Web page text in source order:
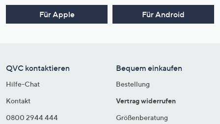
Für Apple Für Android
QVC kontaktieren
Hilfe-Chat
Kontakt
0800 2944 444
Bequem einkaufen
Bestellung
Vertrag widerrufen
Größenberatung